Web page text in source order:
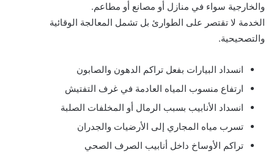
والخارجية سواء في منازل أو مصانع أو مطاعم.
الخدمة لا تقتصر على الطوارئ بل تشمل المعالجة الوقائية
والتصحيحية.
انسداد البيارات بفعل تراكم الدهون والصابون
ارتفاع منسوب المياه العادمة في غرف التفتيش
انسداد الأنابيب بسبب الرمال أو المخلفات الصلبة
تسرب مياه المجاري إلى الأرضيات والجدران
تراكم الأوساخ داخل أنابيب الصرف الصحي